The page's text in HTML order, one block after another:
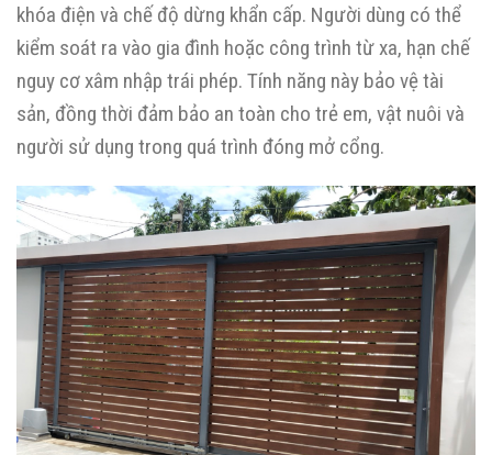
khóa điện và chế độ dừng khẩn cấp. Người dùng có thể
kiểm soát ra vào gia đình hoặc công trình từ xa, hạn chế
nguy cơ xâm nhập trái phép. Tính năng này bảo vệ tài
sản, đồng thời đảm bảo an toàn cho trẻ em, vật nuôi và
người sử dụng trong quá trình đóng mở cổng.